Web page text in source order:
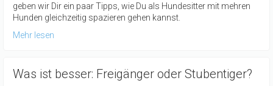
geben wir Dir ein paar Tipps, wie Du als Hundesitter mit mehren
Hunden gleichzeitig spazieren gehen kannst.
Mehr lesen
Was ist besser: Freigänger oder Stubentiger?